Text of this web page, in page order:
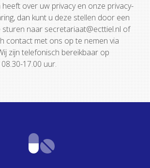
heeft over uw privacy en onze privacy-
dan kunt u deze stellen door een
sturen naar secretariaat@ecttiel.nl of
contact met ons op te nemen via
zijn telefonisch bereikbaar op
17.00 uur.